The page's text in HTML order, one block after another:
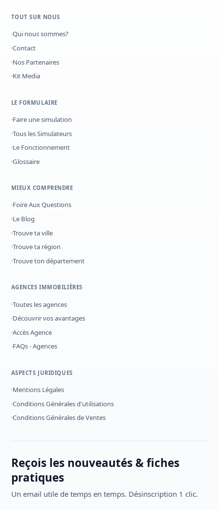
TOUT SUR NOUS
Qui nous sommes?
Contact
Nos Partenaires
Kit Media
LE FORMULAIRE
Faire une simulation
Tous les Simulateurs
Le Fonctionnement
Glossaire
MIEUX COMPRENDRE
Foire Aux Questions
Le Blog
Trouve ta ville
Trouve ta région
Trouve ton département
AGENCES IMMOBILIÈRES
Toutes les agences
Découvrir vos avantages
Accès Agence
FAQs - Agences
ASPECTS JURIDIQUES
Mentions Légales
Conditions Générales d'utilisations
Conditions Générales de Ventes
Reçois les nouveautés & fiches
pratiques
Un email utile de temps en temps. Désinscription 1 clic.